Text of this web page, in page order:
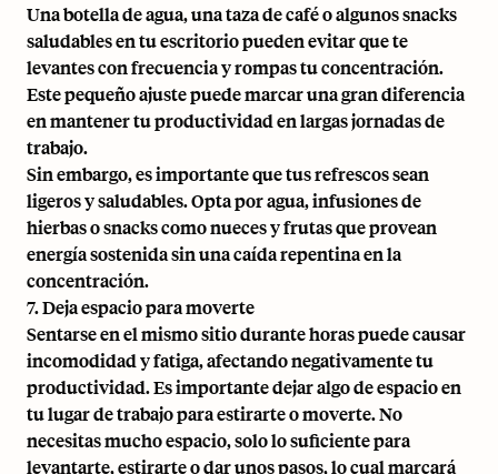
Una botella de agua, una taza de café o algunos snacks
saludables en tu escritorio pueden evitar que te
levantes con frecuencia y rompas tu concentración.
Este pequeño ajuste puede marcar una gran diferencia
en mantener tu productividad en largas jornadas de
trabajo.
Sin embargo, es importante que tus refrescos sean
ligeros y saludables. Opta por agua, infusiones de
hierbas o snacks como nueces y frutas que provean
energía sostenida sin una caída repentina en la
concentración.
7. Deja espacio para moverte
Sentarse en el mismo sitio durante horas puede causar
incomodidad y fatiga, afectando negativamente tu
productividad. Es importante dejar algo de espacio en
tu lugar de trabajo para estirarte o moverte. No
necesitas mucho espacio, solo lo suficiente para
levantarte, estirarte o dar unos pasos, lo cual marcará